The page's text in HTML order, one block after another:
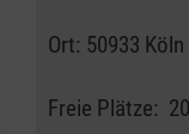
Ort: 50933 Köln
Freie Plätze: 20